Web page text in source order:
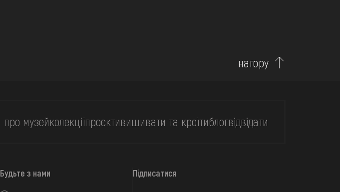
нагору
про музейколекціїпроєктивишивати та кроїтиблогвідвідати
Будьте з нами Підписатися